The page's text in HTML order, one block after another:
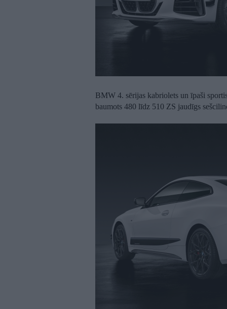
BMW 4. sērijas kabriolets un īpaši
baumots 480 līdz 510 ZS jaudīgs